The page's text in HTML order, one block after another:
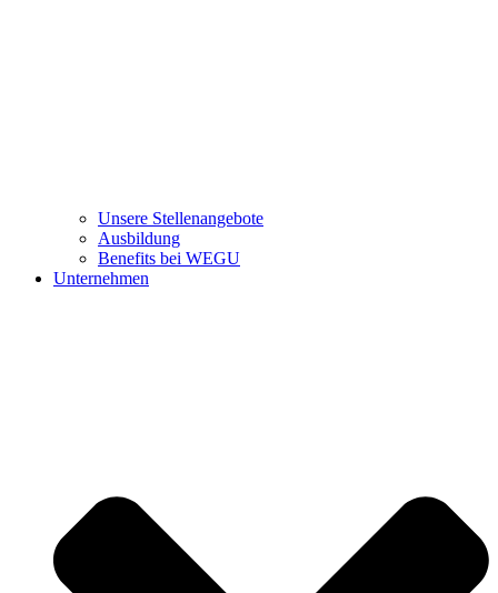
Unsere Stellenangebote
Ausbildung
Benefits bei WEGU
Unternehmen